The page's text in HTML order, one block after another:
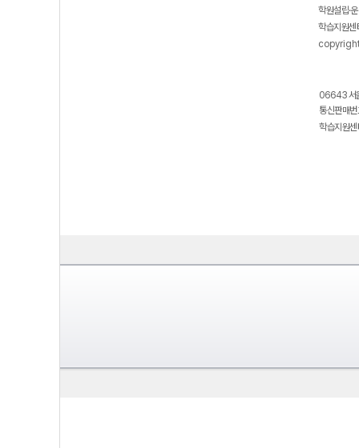
학원설립·
학습지원
06643 서
통신판매
학습지원